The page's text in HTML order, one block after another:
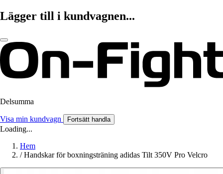
Lägger till i kundvagnen...
Delsumma
Visa min kundvagn Fortsätt handla
Loading...
Hem
/ Handskar för boxningsträning adidas Tilt 350V Pro Velcro